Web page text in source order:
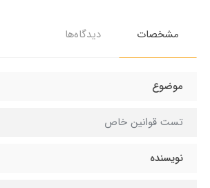
مشخصات دیدگاه‌ها
موضوع
تست قوانین خاص
نویسنده